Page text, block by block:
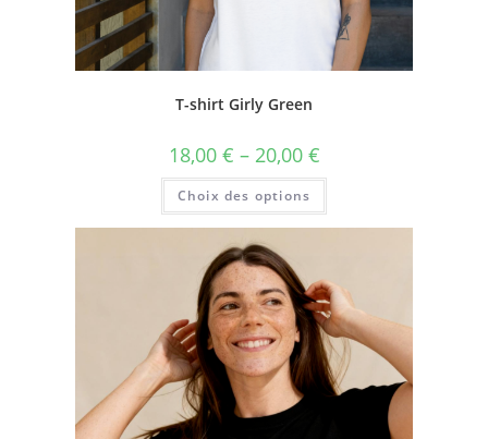
T-shirt Girly Green
18,00 € – 20,00 €
Choix des options